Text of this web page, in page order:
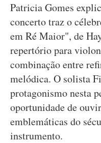
Patricia Gomes
concerto traz o
em Ré Maior", de
repertório para
combinação entre
melódica. O solista
protagonismo nesta
oportunidade de
emblemáticas do
instrumento.